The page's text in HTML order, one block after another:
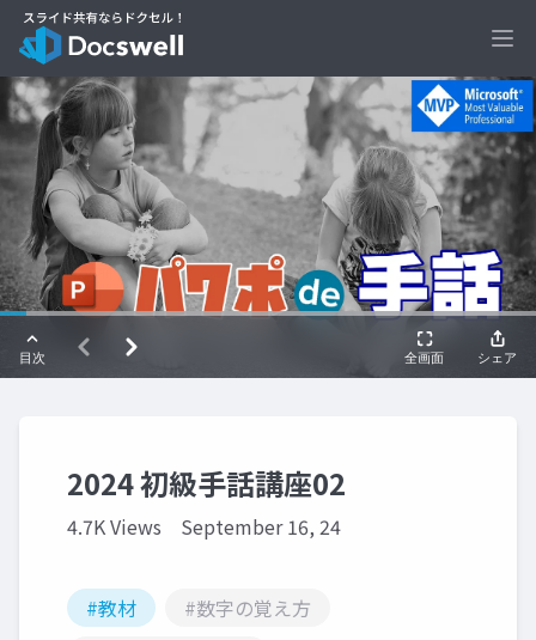
2024 初級手話講座02
4.7K Views September 16, 24
#教材
#数字の覚え方